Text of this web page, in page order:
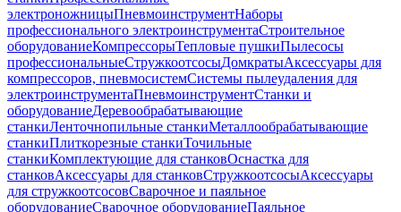
электроножницыПневмоинструментНаборы
профессионального электроинструментаСтроительное
оборудованиеКомпрессорыТепловые пушкиПылесосы
профессиональныеСтружкоотсосыДомкратыАксессуары для
компрессоров, пневмосистемСистемы пылеудаления для
электроинструментаПневмоинструментСтанки и
оборудованиеДеревообрабатывающие
станкиЛенточнопильные станкиМеталлообрабатывающие
станкиПлиткорезные станкиТочильные
станкиКомплектующие для станковОснастка для
станковАксессуары для станковСтружкоотсосыАксессуары
для стружкоотсосовСварочное и паяльное
оборудованиеСварочное оборудованиеПаяльное